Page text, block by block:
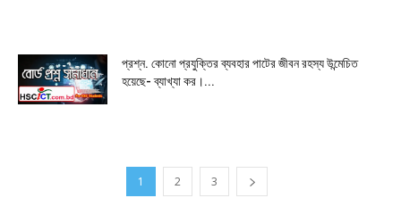
প্রশ্ন. কোনো প্রযুক্তির ব্যবহার পাটের জীবন রহস্য উন্মেচিত
হয়েছে- ব্যাখ্যা কর।...
1 2 3